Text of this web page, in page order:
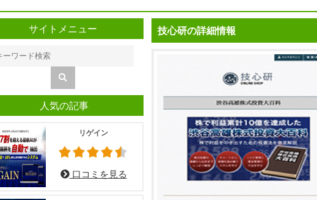
技心研の詳細情報
サイトメニュー
人気の記事
リゲイン
口コミを見る